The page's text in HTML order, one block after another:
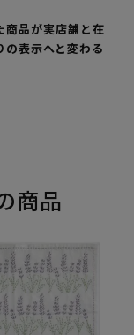
品が実店舗と在
表示へと変わる
商品